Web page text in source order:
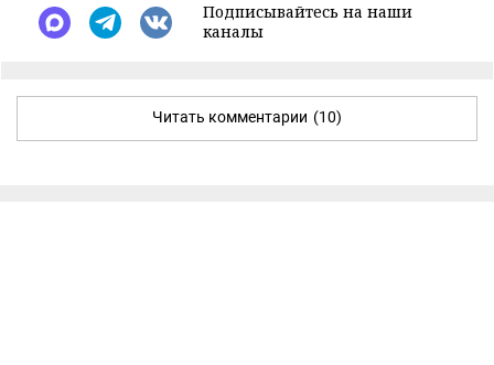
Подписывайтесь на наши
каналы
Читать комментарии (10)